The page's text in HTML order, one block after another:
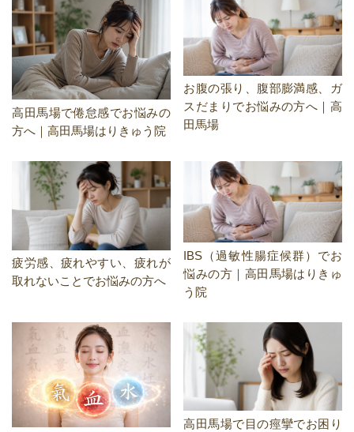
高田馬場で倦怠感でお悩みの
方へ｜高田馬場はりきゅう院
お腹の張り、腹部膨満感、ガ
スだまりでお悩みの方へ｜高
田馬場
疲労感、疲れやすい、疲れが
取れないことでお悩みの方へ
IBS（過敏性腸症候群）でお
悩みの方｜高田馬場はりきゅ
う院
高田馬場で目の痙攣でお困り